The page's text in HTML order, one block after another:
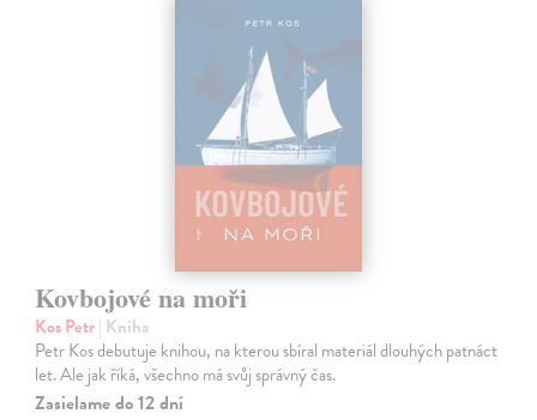
Kovbojové na moři
Kos Petr| Kniha
Petr Kos debutuje knihou, na kterou sbíral materiál dlouhých patnáct
let. Ale jak říká, všechno má svůj správný čas.
Zasielame do 12 dní